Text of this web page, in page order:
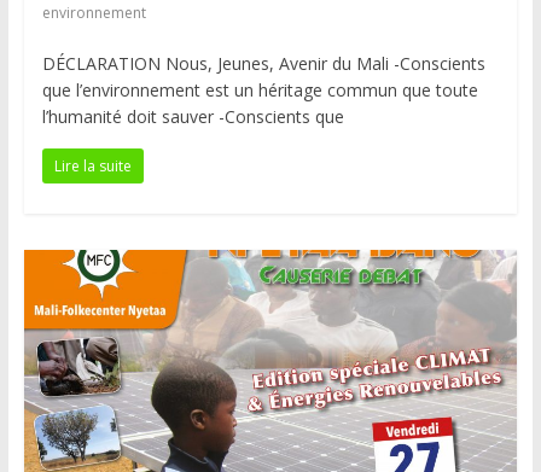
environnement
DÉCLARATION Nous, Jeunes, Avenir du Mali -Conscients
que l’environnement est un héritage commun que toute
l’humanité doit sauver -Conscients que
Lire la suite